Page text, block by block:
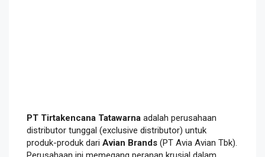
PT Tirtakencana Tatawarna adalah perusahaan
distributor tunggal (exclusive distributor) untuk
produk-produk dari Avian Brands (PT Avia Avian Tbk).